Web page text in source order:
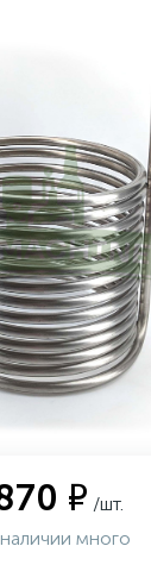
₽ /шт.
много